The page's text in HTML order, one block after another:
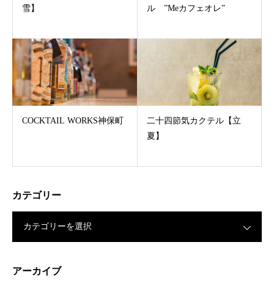
雪】
ル ”Meカフェオレ”
COCKTAIL WORKS神保町
二十四節気カクテル【立
夏】
カテゴリー
カテゴリーを選択
アーカイブ